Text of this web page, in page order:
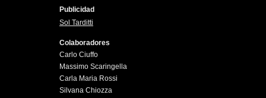
Publicidad
Sol Tarditti
Colaboradores
Carlo Ciuffo
Massimo Scaringella
Carla Maria Rossi
Silvana Chiozza